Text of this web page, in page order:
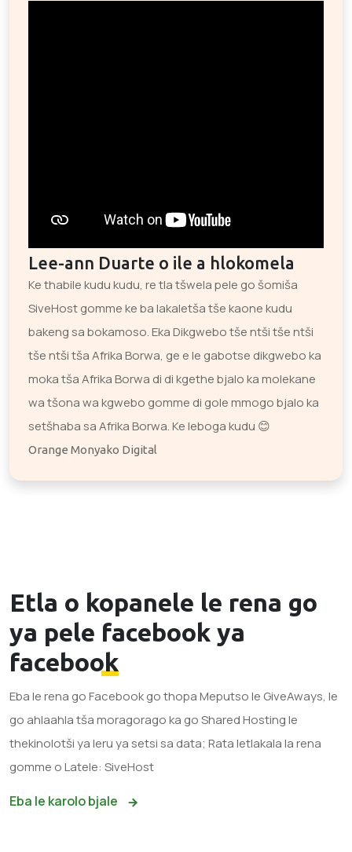
Lee-ann Duarte o ile a hlokomela
Ke thabile kudu kudu, re tla tšwela pele go šomiša
SiveHost gomme ke ba lakaletša tše kaone kudu
bakeng sa bokamoso. Eka Dikgwebo tše ntši tše ntši
tše ntši tša Afrika Borwa, ge e le gabotse dikgwebo ka
moka tša Afrika Borwa di di kgethe bjalo ka molekane
wa tšona wa kgwebo gomme di gole mmogo bjalo ka
setšhaba sa Afrika Borwa. Ke leboga kudu 😊
Orange Monyako Digital
Etla o kopanele le rena go
ya pele facebook ya
facebook
Eba le rena go Facebook go thopa Meputso le GiveAways, le
go ahlaahla tša moragorago ka go Shared Hosting le
thekinolotši ya leru ya setsi sa data; Rata letlakala la rena
gomme o Latele: SiveHost
Eba le karolo bjale